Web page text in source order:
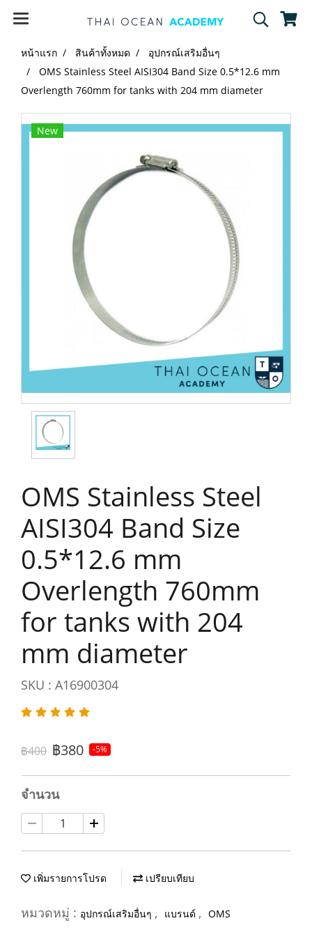
หน้าแรก สินค้าทั้งหมด
อุปกรณ์เสริมอื่นๆ
OMS Stainless Steel AISI304 Band Size 0.5*12.6 mm
Overlength 760mm for tanks with 204 mm diameter
New
OMS Stainless Steel
AISI304 Band Size
0.5*12.6 mm
Overlength 760mm
for tanks with 204
mm diameter
SKU : A16900304
฿400 ฿380 -5%
จำนวน
เพิ่มรายการโปรด เปรียบเทียบ
หมวดหมู่ : อุปกรณ์เสริมอื่นๆ , แบรนด์ , OMS